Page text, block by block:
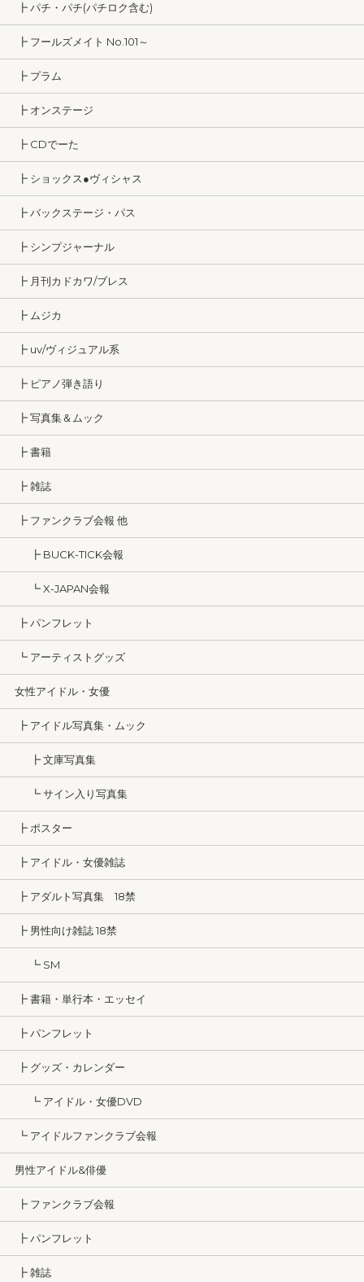
┣ パチ・パチ(パチロク含む)
┣ フールズメイト No.101～
┣ プラム
┣ オンステージ
┣ CDでーた
┣ ショックス●ヴィシャス
┣ バックステージ・パス
┣ シンプジャーナル
┣ 月刊カドカワ/ブレス
┣ ムジカ
┣ uv/ヴィジュアル系
┣ ピアノ弾き語り
┣ 写真集＆ムック
┣ 書籍
┣ 雑誌
┣ ファンクラブ会報 他
┣ BUCK-TICK会報
┗ X-JAPAN会報
┣ パンフレット
┗ アーティストグッズ
女性アイドル・女優
┣ アイドル写真集・ムック
┣ 文庫写真集
┗ サイン入り写真集
┣ ポスター
┣ アイドル・女優雑誌
┣ アダルト写真集 18禁
┣ 男性向け雑誌 18禁
┗ SM
┣ 書籍・単行本・エッセイ
┣ パンフレット
┣ グッズ・カレンダー
┗ アイドル・女優DVD
┗ アイドルファンクラブ会報
男性アイドル&俳優
┣ ファンクラブ会報
┣ パンフレット
┣ 雑誌